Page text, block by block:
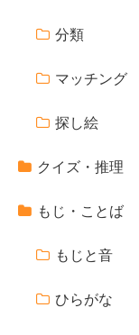
分類
マッチング
探し絵
クイズ・推理
もじ・ことば
もじと音
ひらがな